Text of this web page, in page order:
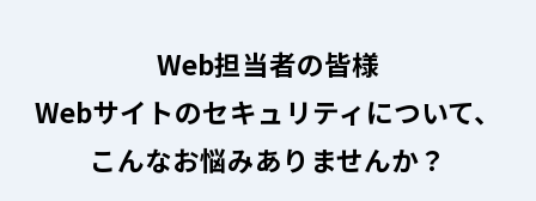
Web担当者の皆様
Webサイトのセキュリティについて、
こんなお悩みありませんか？